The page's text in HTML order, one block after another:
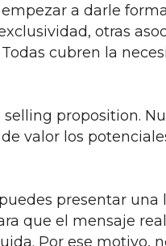
a darle
otras
cubren la
proposition.
valor los
presentar una
que el mensaje
Por ese motivo,